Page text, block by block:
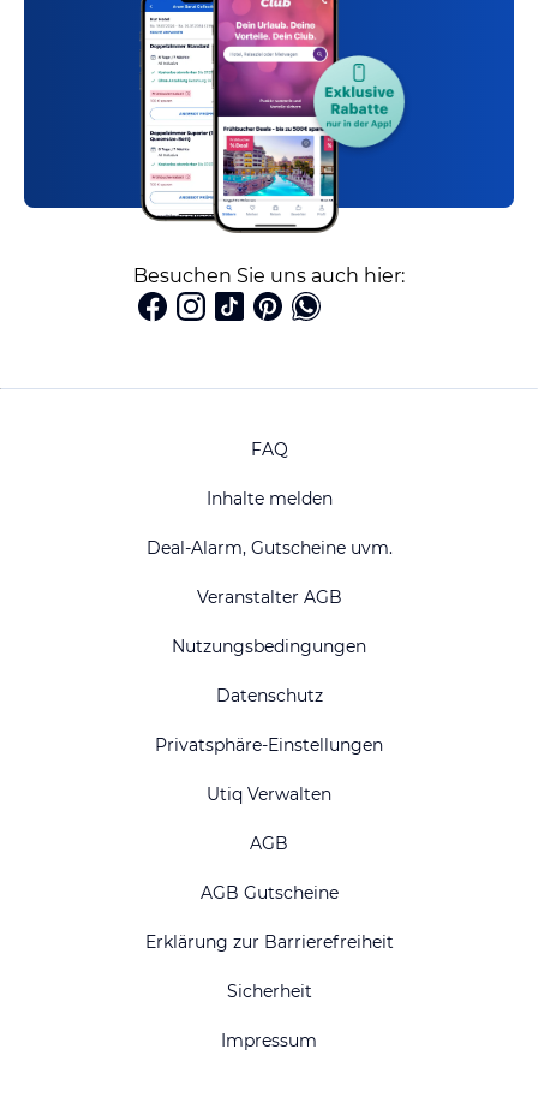
Besuchen Sie uns auch hier:
FAQ
Inhalte melden
Deal-Alarm, Gutscheine uvm.
Veranstalter AGB
Nutzungsbedingungen
Datenschutz
Privatsphäre-Einstellungen
Utiq Verwalten
AGB
AGB Gutscheine
Erklärung zur Barrierefreiheit
Sicherheit
Impressum